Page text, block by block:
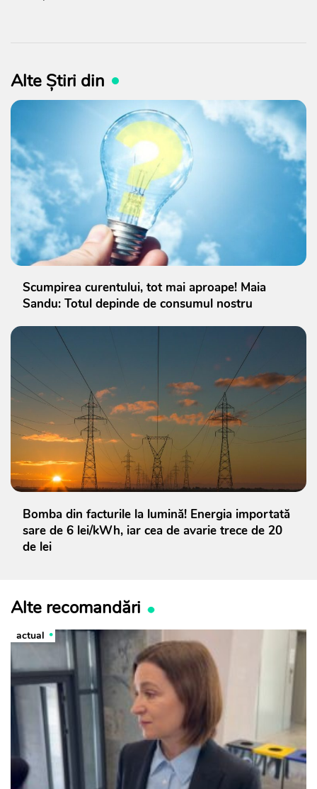
Alte Știri din
Scumpirea curentului, tot mai aproape! Maia
Sandu: Totul depinde de consumul nostru
Bomba din facturile la lumină! Energia importată
sare de 6 lei/kWh, iar cea de avarie trece de 20
de lei
Alte recomandări
actual